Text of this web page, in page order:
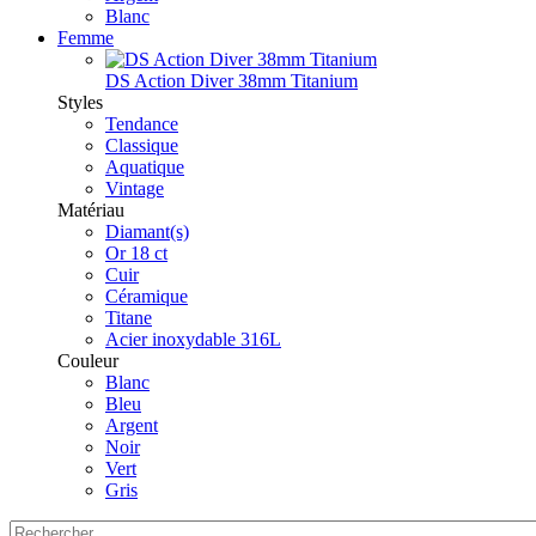
Blanc
Femme
DS Action Diver 38mm Titanium
Styles
Tendance
Classique
Aquatique
Vintage
Matériau
Diamant(s)
Or 18 ct
Cuir
Céramique
Titane
Acier inoxydable 316L
Couleur
Blanc
Bleu
Argent
Noir
Vert
Gris